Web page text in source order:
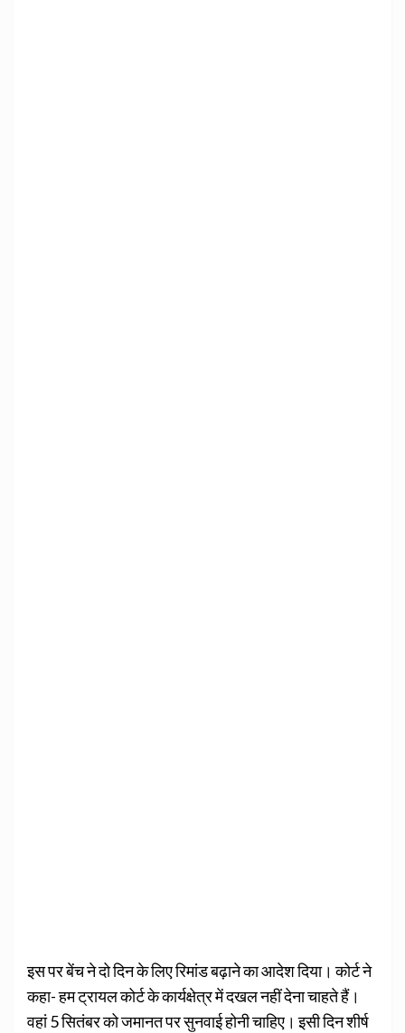
इस पर बेंच ने दो दिन के लिए रिमांड बढ़ाने का आदेश दिया। कोर्ट ने
कहा- हम ट्रायल कोर्ट के कार्यक्षेत्र में दखल नहीं देना चाहते हैं।
वहां 5 सितंबर को जमानत पर सुनवाई होनी चाहिए। इसी दिन शीर्ष